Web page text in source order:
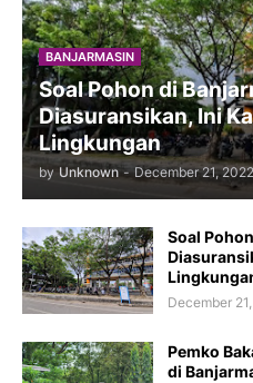
BANJARMASIN
Soal Pohon di
Diasuransikan, Ini
Lingkungan
by Unknown - December 21, 2022
Soal
December
Pemko
di